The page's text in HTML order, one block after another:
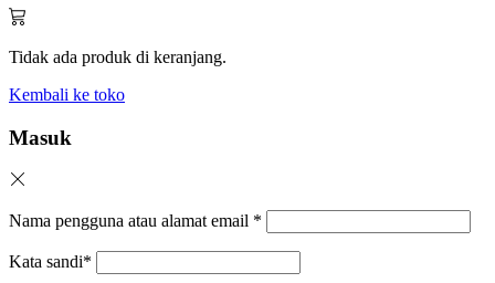
Tidak ada produk di keranjang.
Kembali ke toko
Masuk
Nama pengguna atau alamat email *
Kata sandi*